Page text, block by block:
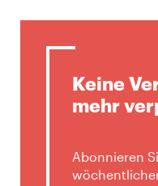
Keine
mehr
Abonnieren